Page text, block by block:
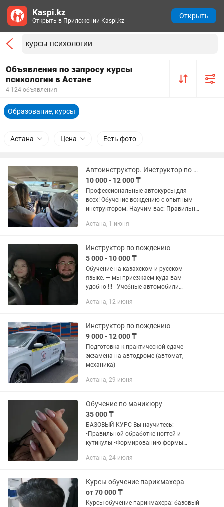
Объявления по запросу курсы
психологии в Астане
4 124 объявления
Образование, курсы
Астана Цена Есть фото
Автоинструктор. Инструктор по вождению. Автошкола. Обучение езде
10 000 - 12 000 ₸
Профессиональные автокурсы для
всех! Обучение вождению с опытным
инструктором. Научим вас: Правильно
Отработать навыки при перестроении,
Астана, 1 июня
Инструктор по вождению
5 000 - 10 000 ₸
Обучение на казахском и русском
языке. — мы приезжаем куда вам
удобно !!! - Учебные автомобили
пед с коробкой автомат. Также
ученика. В...
Астана, 12 июня
Инструктор по вождению
9 000 - 12 000 ₸
Подготовка к практической сдаче
экзамена на автодроме (автомат,
механика)
Астана, 29 июня
Обучение по маникюру
35 000 ₸
БАЗОВЫЙ КУРС Вы научитесь:
•Правильной обработке ногтей и
кутикулы •Формированию формы
•Снятию покрытия безопасными
Астана, 24 июля
Курсы обучение парикмахера
от 70 000 ₸
Курсы обучение парикмахера: базовый
Kaspi.kz
Открыть в Приложении Kaspi.kz
Открыть